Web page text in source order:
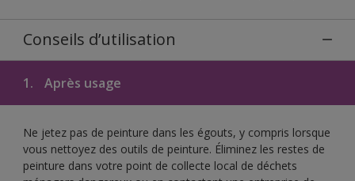
Conseils d’utilisation
1. Après usage
Ne jetez pas de peinture dans les égouts, y compris lorsque
vous nettoyez des outils de peinture. Éliminez les restes de
peinture dans votre point de collecte local de déchets